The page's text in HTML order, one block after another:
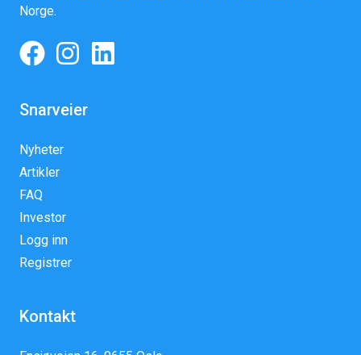
Norge.
Snarveier
Nyheter
Artikler
FAQ
Investor
Logg inn
Registrer
Kontakt